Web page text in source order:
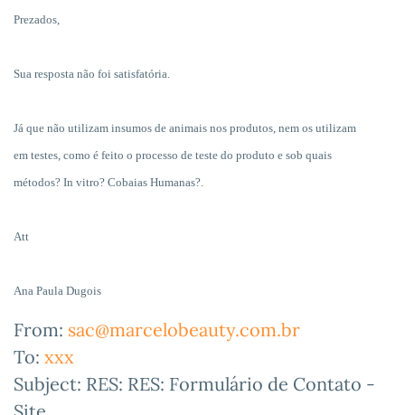
Prezados,
Sua resposta não foi satisfatória.
Já que não utilizam insumos de animais nos produtos, nem os utilizam
em testes, como é feito o processo de teste do produto e sob quais
métodos? In vitro? Cobaias Humanas?.
Att
Ana Paula Dugois
From: sac@marcelobeauty.com.br
To: xxx
Subject: RES: RES: Formulário de Contato -